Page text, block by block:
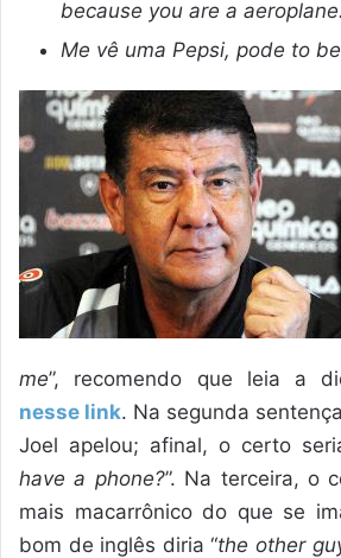
because you are a aeroplane.
Me vê uma Pepsi, pode to
me”, recomendo que leia a
nesse link. Na segunda
Joel apelou; afinal, o certo
have a phone?”. Na terceira, o
mais macarrônico do que se
bom de inglês diria “the other